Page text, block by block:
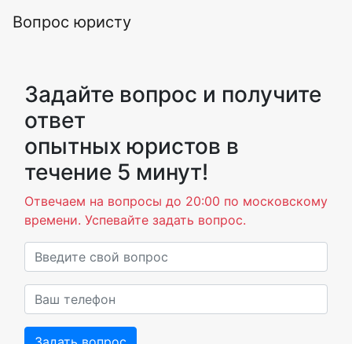
Вопрос юристу
Задайте вопрос и получите
ответ
опытных юристов в
течение 5 минут!
Отвечаем на вопросы до 20:00 по московскому
времени. Успевайте задать вопрос.